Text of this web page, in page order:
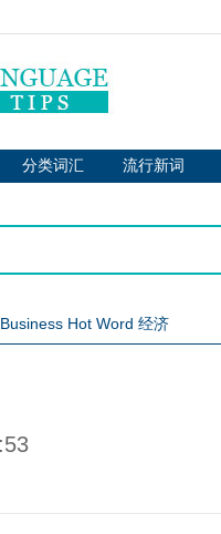
分类词汇 流行新词
Business Hot Word 经济